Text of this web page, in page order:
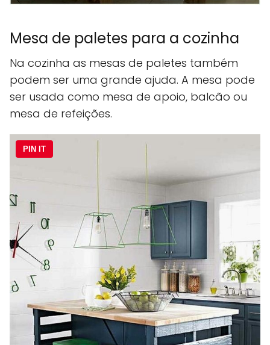
Mesa de paletes para a cozinha
Na cozinha as mesas de paletes também
podem ser uma grande ajuda. A mesa pode
ser usada como mesa de apoio, balcão ou
mesa de refeições.
PIN IT